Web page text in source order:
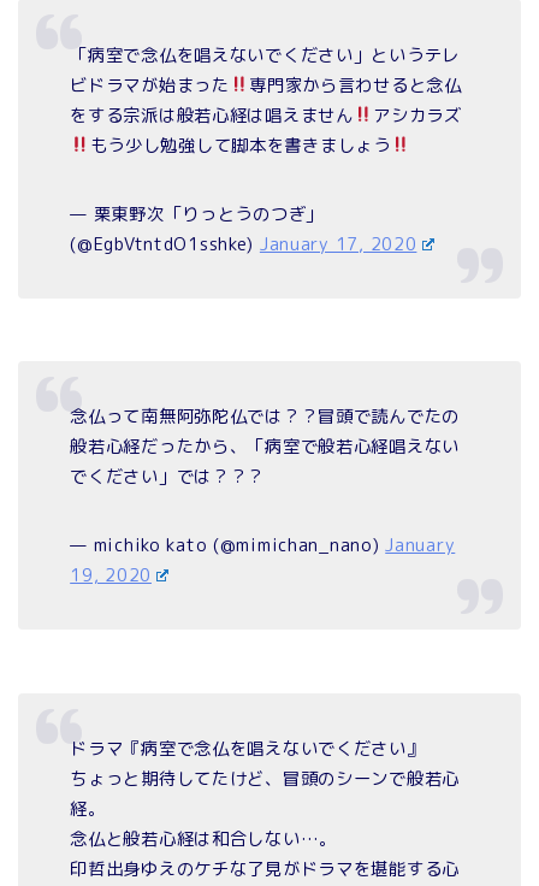
「病室で念仏を唱えないでください」というテレ
ビドラマが始まった
専門家から言わせると念仏
をする宗派は般若心経は唱えません
アシカラズ
もう少し勉強して脚本を書きましょう
— 栗東野次「りっとうのつぎ」
(@EgbVtntdO1sshke) January 17, 2020
念仏って南無阿弥陀仏では？？冒頭で読んでたの
般若心経だったから、「病室で般若心経唱えない
でください」では？？？
— michiko kato (@mimichan_nano)January
19, 2020
ドラマ『病室で念仏を唱えないでください』
ちょっと期待してたけど、冒頭のシーンで般若心
経。
念仏と般若心経は和合しない…。
印哲出身ゆえのケチな了見がドラマを堪能する心